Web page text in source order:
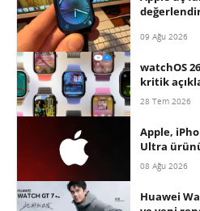
09 Ağu 2026
watchOS
kritik
28 Tem 2026
Apple,
Ultra
08 Ağu 2026
Huawei